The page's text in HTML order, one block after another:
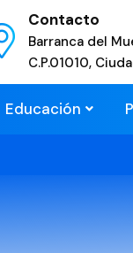
Contacto
Barranca del
C.P.01010,
Educación